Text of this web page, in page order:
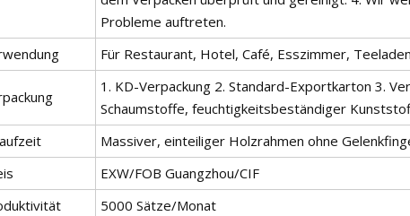
Probleme auftreten.
Für Restaurant, Hotel, Café, Esszimmer,
1. KD-Verpackung 2. Standard-Exportkarton 3.
Schaumstoffe, feuchtigkeitsbeständiger
Massiver, einteiliger Holzrahmen ohne
EXW/FOB Guangzhou/CIF
5000 Sätze/Monat